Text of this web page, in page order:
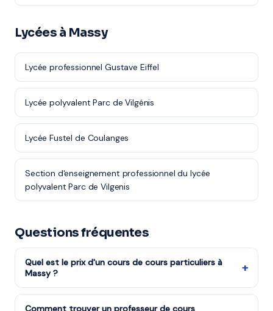
Lycées à Massy
Lycée professionnel Gustave Eiffel
Lycée polyvalent Parc de Vilgénis
Lycée Fustel de Coulanges
Section d'enseignement professionnel du lycée
polyvalent Parc de Vilgenis
Questions fréquentes
Quel est le prix d'un cours de cours particuliers à
Massy ?
+
Les tarifs dépendent de la matière, du niveau et de la
formule choisie. Notre organisme partenaire est agréé
Comment trouver un professeur de cours